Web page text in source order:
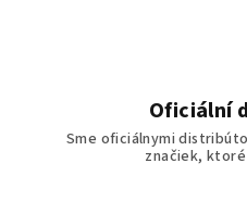
Oficiální
Sme oficiálnymi
značiek,